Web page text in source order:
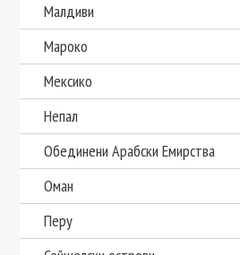
Малдиви
Мароко
Мексико
Непал
Обединени Арабски Емирства
Оман
Перу